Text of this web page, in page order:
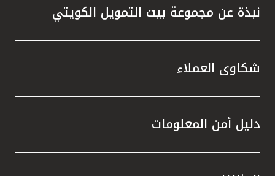
نبذة عن مجموعة بيت التمويل الكويتي
شكاوى العملاء
دليل أمن المعلومات